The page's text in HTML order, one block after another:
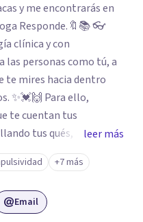
y me encontrarás en
Responde.🔖📚 👓
✨💓🙌 Para ello,
leer más
+7 más
Email